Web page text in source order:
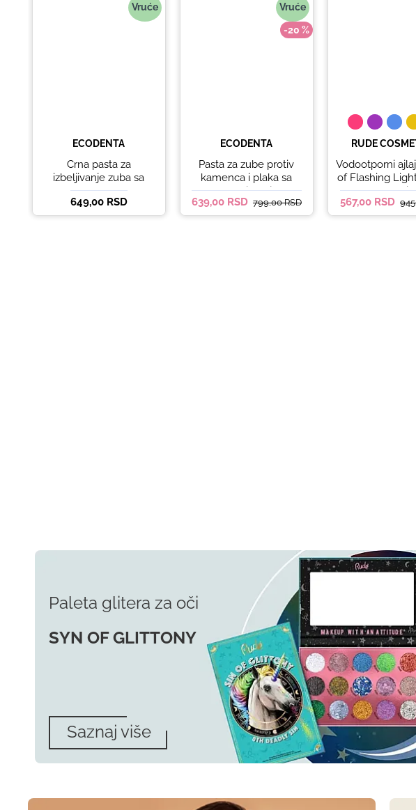
Vruće
ECODENTA
Crna pasta za
izbeljivanje zuba sa
ukusom narandže
Ecodenta 100 ml
649,00 RSD
Vruće
-20 %
ECODENTA
Pasta za zube protiv
kamenca i plaka sa
kokosovim uljem
Ecodenta ORGANIC
ANTI-PLAQUE 75ml
639,00 RSD 799,00 RSD
RUDE
Vodootporni
of Flashing
Retractable
Lit
567,00 RSD
Paleta glitera za oči
SYN OF GLITTONY
Saznaj više